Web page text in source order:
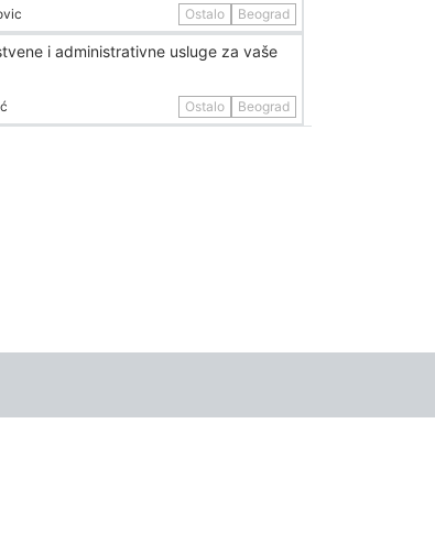
Ostalo Beograd
i administrativne usluge za vaše
Ostalo Beograd